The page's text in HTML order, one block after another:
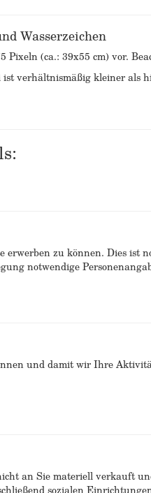
Wasserzeichen
(ca.: 39x55 cm) vor.
verhältnismäßig kleiner als
erwerben zu können. Dies
notwendige
und damit wir Ihre
an Sie materiell verkauft
sozialen